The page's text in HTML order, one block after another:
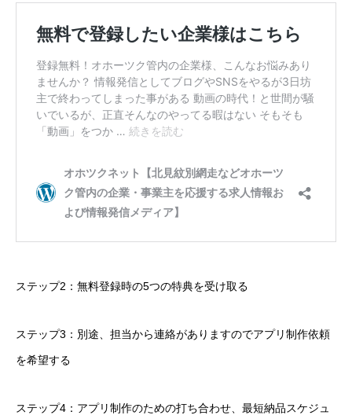
北海道最強のビジネス課題解決コミュニティ【北海道オ
ンラインアジト】
ステップ2：無料登録時の5つの特典を受け取る
ステップ3：別途、担当から連絡がありますのでアプリ制作依頼
を希望する
ステップ4：アプリ制作のための打ち合わせ、最短納品スケジュ